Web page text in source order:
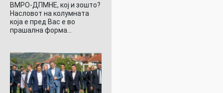
ВМРО-ДПМНЕ, кој и зошто?
Насловот на колумната
која е пред Вас е во
прашална форма…